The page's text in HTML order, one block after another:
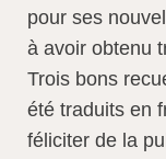
pour ses
à avoir obtenu
Trois bons
été traduits en
féliciter de la